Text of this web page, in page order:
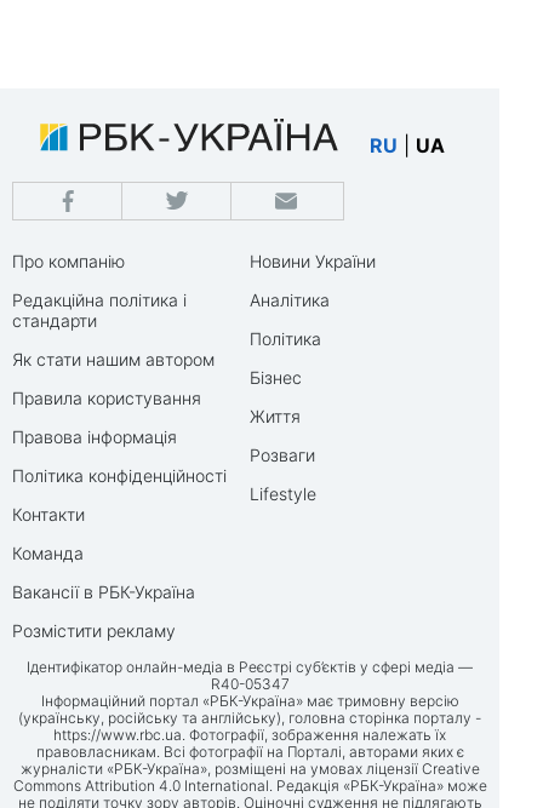
RU UA
Про компанію
Редакційна політика і
стандарти
Як стати нашим автором
Правила користування
Правова інформація
Політика конфіденційності
Контакти
Команда
Вакансії в РБК-Україна
Розмістити рекламу
Новини України
Аналітика
Політика
Бізнес
Життя
Розваги
Lifestyle
Ідентифікатор онлайн-медіа в Реєстрі суб’єктів у сфері медіа —
R40-05347
Інформаційний портал «РБК-Україна» має тримовну версію
(українську, російську та англійську), головна сторінка порталу -
https://www.rbc.ua. Фотографії, зображення належать їх
правовласникам. Всі фотографії на Порталі, авторами яких є
журналісти «РБК-Україна», розміщені на умовах ліцензії Creative
Commons Attribution 4.0 International. Редакція «РБК-Україна» може
не поділяти точку зору авторів. Оціночні судження не підлягають